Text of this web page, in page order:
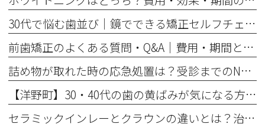
30代で悩む歯並び｜鏡でできる矯正セルフチェックと将来のリスク
前歯矯正のよくある質問・Q&A｜費用・期間と部分矯正の適応を解説
詰め物が取れた時の応急処置は？受診までのNG行動と放置リスク
【洋野町】30・40代の歯の黄ばみが気になる方へ｜ホワイトニングで変わる歯と印象
セラミックインレーとクラウンの違いとは？治療範囲別に適した選択肢を解説